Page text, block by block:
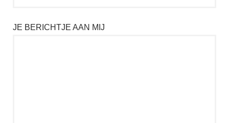
JE BERICHTJE AAN MIJ